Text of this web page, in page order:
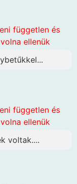
független és
ellenük
független és
ellenük
voltak....